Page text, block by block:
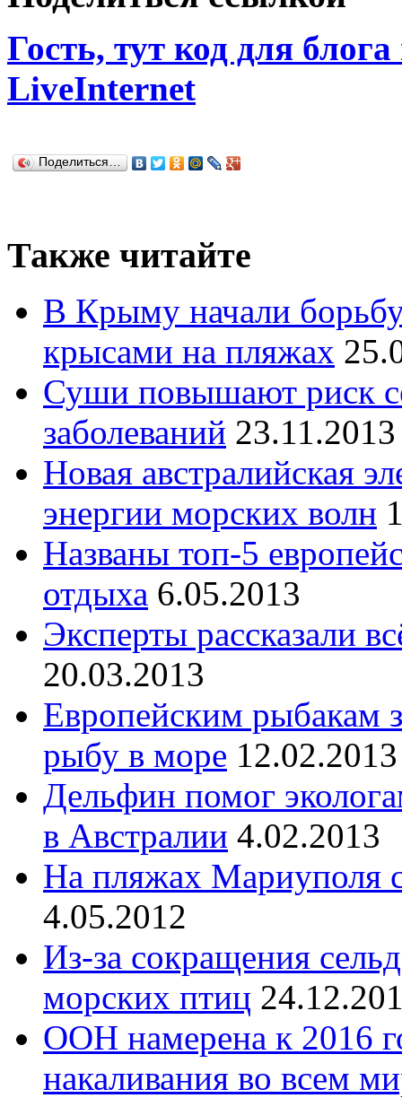
Гость, тут код для
LiveInternet
Поделиться…
Также читайте
В Крыму начали
крысами на пляжах
Суши повышают риск
заболеваний 23.11.2013
Новая австралийская
энергии морских волн
Названы топ-5
отдыха 6.05.2013
Эксперты рассказали
20.03.2013
Европейским рыбакам
рыбу в море 12.02.2013
Дельфин помог
в Австралии 4.02.2013
На пляжах Мариуполя
4.05.2012
Из-за сокращения
морских птиц
ООН намерена к 2016
накаливания во всем